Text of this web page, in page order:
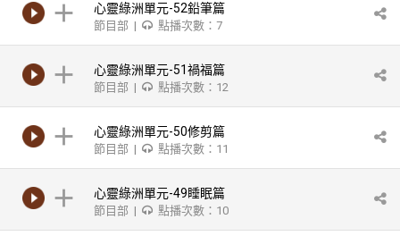
心靈綠洲單元-52鉛筆篇
節目部 | 點播次數：7
心靈綠洲單元-51禍福篇
節目部 | 點播次數：12
心靈綠洲單元-50修剪篇
節目部 | 點播次數：11
心靈綠洲單元-49睡眠篇
節目部 | 點播次數：10